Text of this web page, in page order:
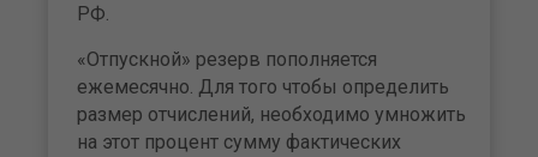
РФ.
«Отпускной» резерв пополняется
ежемесячно. Для того чтобы определить
размер отчислений, необходимо умножить
на этот процент сумму фактических